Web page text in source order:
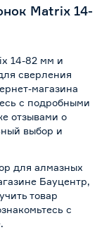
Matrix 14-
14-82 мм и
сверления
магазина
с подробными
отзывами о
выбор и
для алмазных
Бауцентр,
товар
с
.